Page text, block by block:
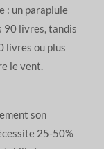
: un parapluie
90 livres, tandis
livres ou plus
le vent.
son
25-50%